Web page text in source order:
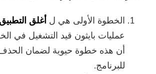
الخطوة الأولى هي ل أغلق التطبيق
عمليات بايثون قيد التشغيل في
أن هذه خطوة حيوية لضمان
للبرنامج.